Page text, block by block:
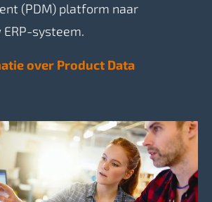
(PDM) platform naar
systeem.
over Product Data